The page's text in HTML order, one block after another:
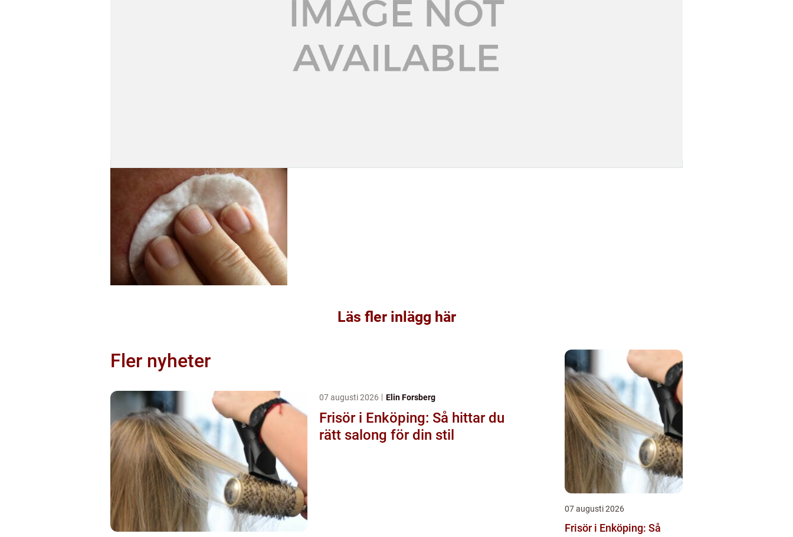
Läs fler inlägg här
Fler nyheter
07 augusti 2026 Elin Forsberg
Frisör i Enköping: Så hittar du
rätt salong för din stil
07 augusti 2026
Frisör i Enköping: Så